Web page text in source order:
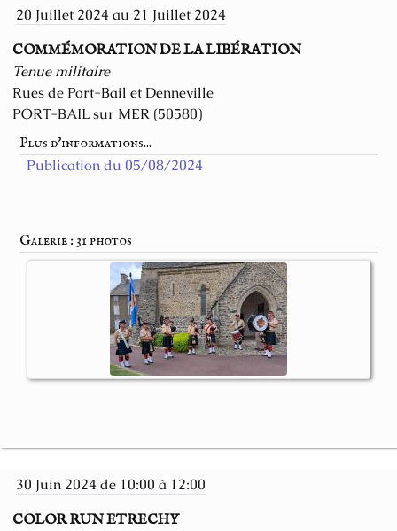
20 Juillet 2024 au 21 Juillet 2024
COMMÉMORATION DE LA LIBÉRATION
Tenue militaire
Rues de Port-Bail et Denneville
PORT-BAIL sur MER (50580)
Plus d'informations...
Publication du 05/08/2024
Galerie : 31 photos
30 Juin 2024 de 10:00 à 12:00
COLOR RUN ETRECHY